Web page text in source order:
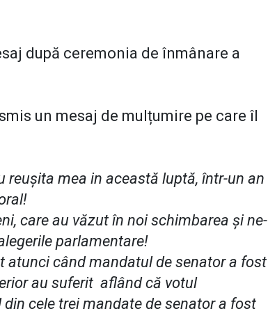
după ceremonia de înmânare a
un mesaj de mulțumire pe care îl
mea in această luptă, într-un an
care au văzut în noi schimbarea și ne-
parlamentare!
atunci când mandatul de senator a fost
au suferit aflând că votul
cele trei mandate de senator a fost